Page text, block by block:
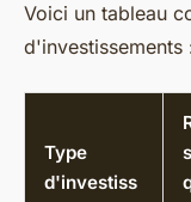
Voici un tableau
d'investissements
Type
d'investiss
s